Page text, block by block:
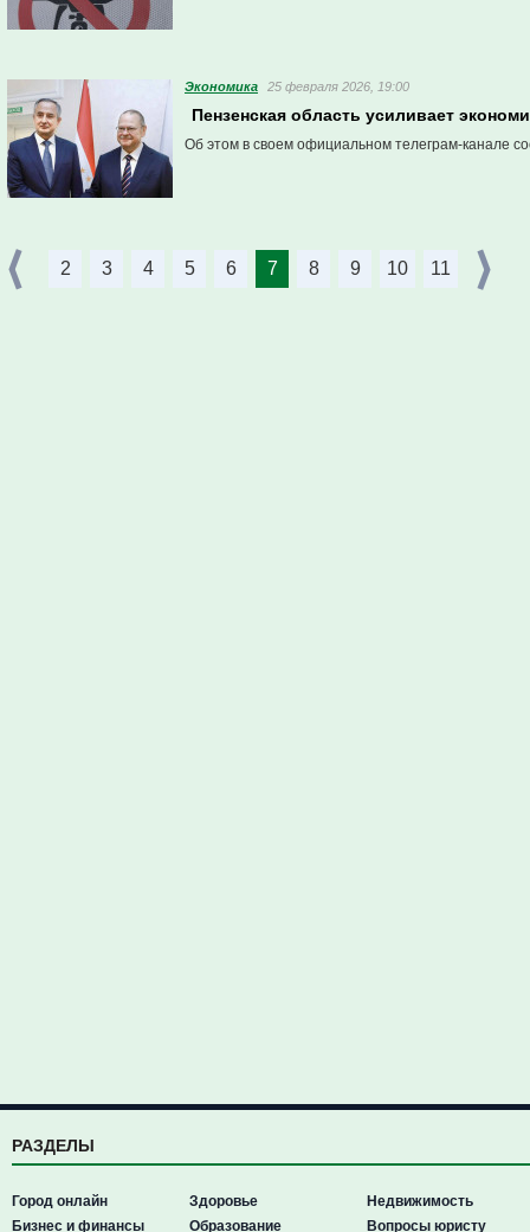
Экономика 25 февраля 2026, 19:00
Пензенская область усиливает
Об этом в своем официальном телеграм-канале
2 3 4 5 6 7 8 9 10 11
РАЗДЕЛЫ
Город онлайн
Бизнес и финансы
Здоровье
Образование
Недвижимость
Вопросы юристу